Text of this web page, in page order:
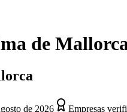
de
de 2026 Empresas